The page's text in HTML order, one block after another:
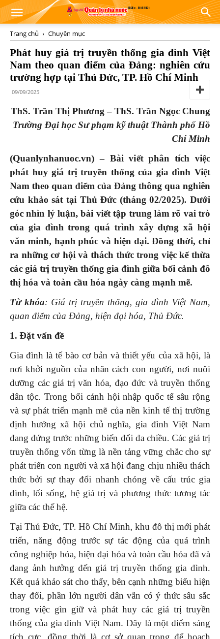
Trang chủ Chuyên mục
Phát huy giá trị truyền thống gia đình Việt
Nam theo quan điểm của Đảng: nghiên cứu
trường hợp tại Thủ Đức, TP. Hồ Chí Minh
09/09/2025
ThS. Trần Thị Phương – ThS. Trần Ngọc Chung
Trường Đại học Sư phạm kỹ thuật Thành phố Hồ
Chí Minh
(Quanlynhanuoc.vn) – Bài viết phân tích việc
phát huy giá trị truyền thống của gia đình Việt
Nam theo quan điểm của Đảng thông qua nghiên
cứu khảo sát tại Thủ Đức (tháng 02/2025). Dưới
góc nhìn lý luận, bài viết tập trung làm rõ vai trò
của gia đình trong quá trình xây dựng xã hội
văn minh, hạnh phúc và hiện đại. Đồng thời, chỉ
ra những cơ hội và thách thức trong việc kế thừa
các giá trị truyền thống gia đình giữa bối cảnh đô
thị hóa và toàn cầu hóa ngày càng mạnh mẽ.
Từ khóa: Giá trị truyền thống, gia đình Việt Nam,
quan điểm của Đảng, hiện đại hóa, Thủ Đức.
1. Đặt vấn đề
Gia đình là tế bào cơ bản và thiết yếu của xã hội, là
nơi khởi nguồn của nhân cách con người, nơi nuôi
dưỡng các giá trị văn hóa, đạo đức và truyền thống
dân tộc. Trong bối cảnh hội nhập quốc tế sâu rộng
và sự phát triển mạnh mẽ của nền kinh tế thị trường
định hướng xã hội chủ nghĩa, gia đình Việt Nam
đang đứng trước những biến đổi đa chiều. Các giá trị
truyền thống vốn từng là nền tảng vững chắc cho sự
phát triển con người và xã hội đang chịu nhiều thách
thức bởi sự thay đổi nhanh chóng về cấu trúc gia
đình, lối sống, hệ giá trị và phương thức tương tác
giữa các thế hệ.
Tại Thủ Đức, TP. Hồ Chí Minh, khu đô thị mới phát
triển, năng động trước sự tác động của quá trình
công nghiệp hóa, hiện đại hóa và toàn cầu hóa đã và
đang ảnh hưởng đến giá trị truyền thống gia đình.
Kết quả khảo sát cho thấy, bên cạnh những biểu hiện
thay đổi, phần lớn người dân vẫn có ý thức sâu sắc
trong việc gìn giữ và phát huy các giá trị truyền
thống của gia đình Việt Nam. Đây là một điểm sáng
tích cực, đồng thời là cơ sở quan trọng để hoạch